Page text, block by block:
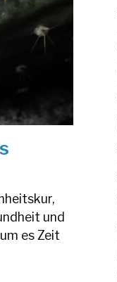
und
es Zeit